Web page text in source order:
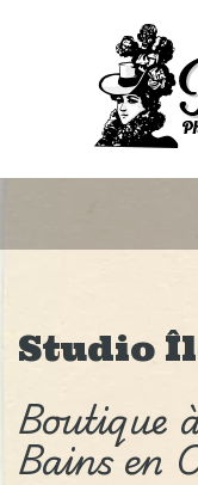
Studio
Boutique
Bains en